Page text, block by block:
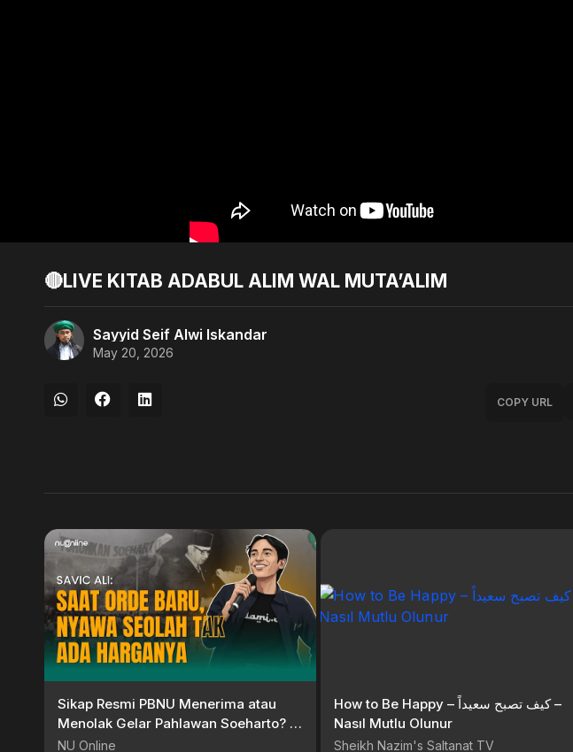
🔴LIVE KITAB ADABUL ALIM WAL MUTA’ALIM
Sayyid Seif Alwi Iskandar
May 20, 2026
COPY URL
Sikap Resmi PBNU Menerima atau
Menolak Gelar Pahlawan Soeharto? |
NU, PNI, & Orde Baru #4
NU Online
How to Be Happy – كيف تصبح سعيداً –
Nasıl Mutlu Olunur
Sheikh Nazim's Saltanat TV